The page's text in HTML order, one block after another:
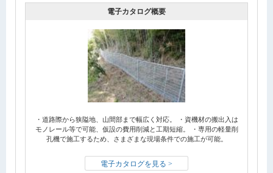
電子カタログ概要
・道路際から狭隘地、山間部まで幅広く対応。 ・資機材の搬出入は
モノレール等で可能、仮設の費用削減と工期短縮。 ・専用の軽量削
孔機で施工するため、さまざまな現場条件での施工が可能。
電子カタログを見る >